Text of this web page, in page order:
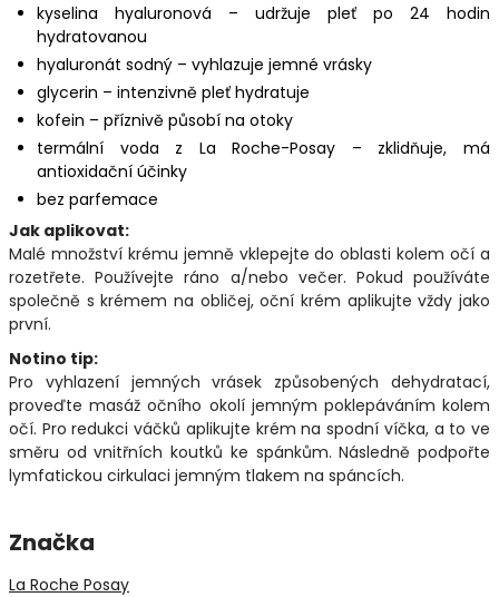
kyselina hyaluronová – udržuje pleť po 24 hodin
hydratovanou
hyaluronát sodný – vyhlazuje jemné vrásky
glycerin – intenzivně pleť hydratuje
kofein – příznivě působí na otoky
termální voda z La Roche-Posay – zklidňuje, má
antioxidační účinky
bez parfemace
Jak aplikovat:
Malé množství krému jemně vklepejte do oblasti kolem očí a
rozetřete. Používejte ráno a/nebo večer. Pokud používáte
společně s krémem na obličej, oční krém aplikujte vždy jako
první.
Notino tip:
Pro vyhlazení jemných vrásek způsobených dehydratací,
proveďte masáž očního okolí jemným poklepáváním kolem
očí. Pro redukci váčků aplikujte krém na spodní víčka, a to ve
směru od vnitřních koutků ke spánkům. Následně podpořte
lymfatickou cirkulaci jemným tlakem na spáncích.
Značka
La Roche Posay